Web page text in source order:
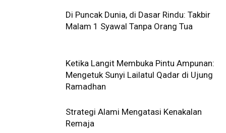
Di Puncak Dunia, di Dasar Rindu: Takbir
Malam 1 Syawal Tanpa Orang Tua
Ketika Langit Membuka Pintu Ampunan:
Mengetuk Sunyi Lailatul Qadar di Ujung
Ramadhan
Strategi Alami Mengatasi Kenakalan
Remaja